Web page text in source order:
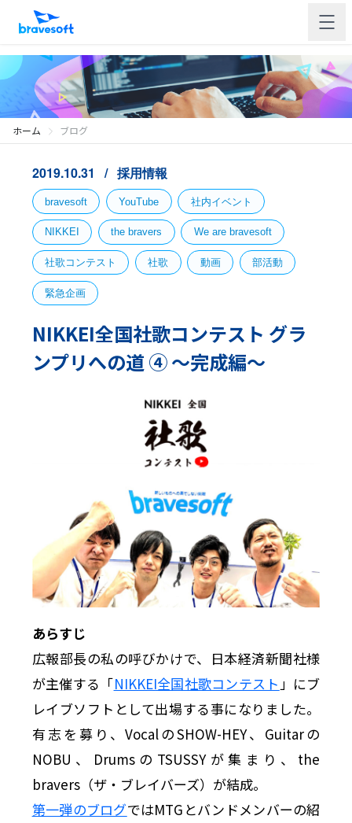
ホーム ブログ
2019.10.31 採用情報
bravesoft YouTube 社内イベント
NIKKEI the bravers We are bravesoft
社歌コンテスト 社歌 動画 部活動
緊急企画
NIKKEI全国社歌コンテスト グラ
ンプリへの道 ④ 〜完成編〜
あらすじ
広報部長の私の呼びかけで、日本経済新聞社様
が主催する「NIKKEI全国社歌コンテスト 」にブ
レイブソフトとして出場する事になりました。
有志を募り、VocalのSHOW-HEY、Guitarの
NOBU、DrumsのTSUSSYが集まり、the
bravers（ザ・ブレイバーズ）が結成。
第一弾のブログではMTGとバンドメンバーの紹